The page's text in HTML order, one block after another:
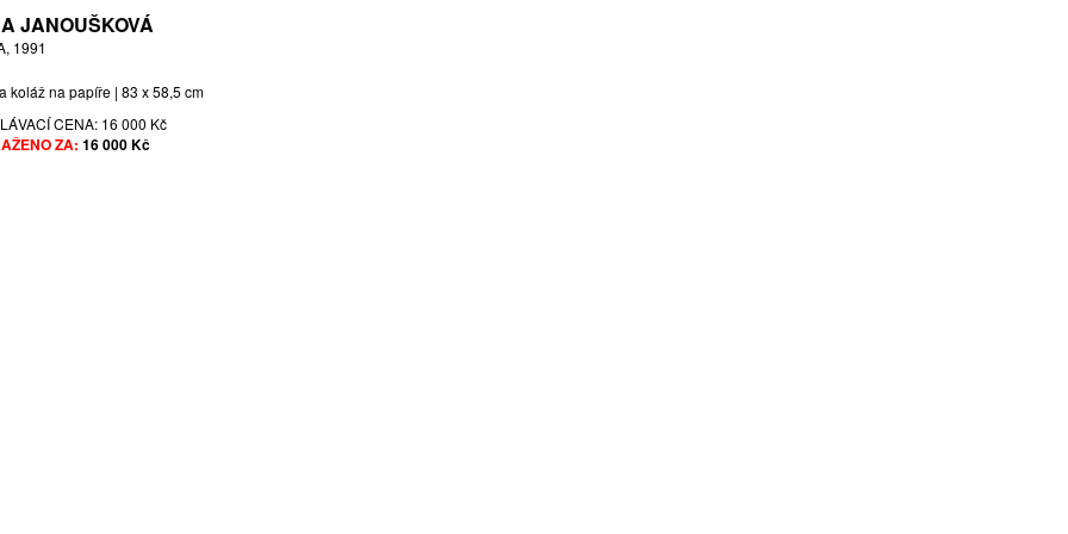
JANOUŠKOVÁ
1991
koláž na papíře | 83 x 58,5 cm
CENA: 16 000 Kč
ZA: 16 000 Kč